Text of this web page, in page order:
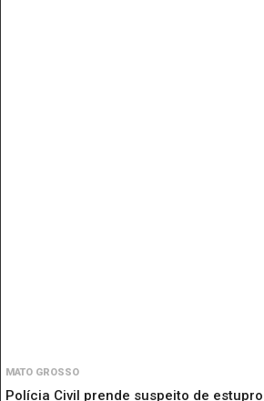
MATO GROSSO
Polícia Civil prende suspeito de